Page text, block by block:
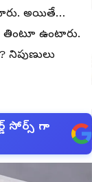
అయితే…
తింటూ ఉంటారు.
సోర్స్ గా